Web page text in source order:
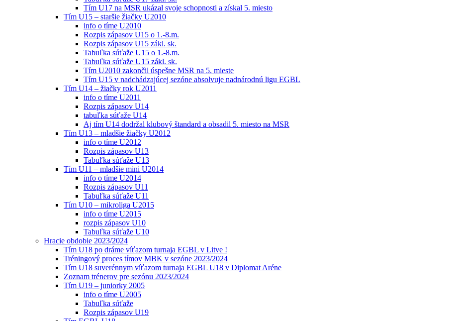
Tím U17 na MSR ukázal svoje schopnosti a získal 5. miesto
Tím U15 – staršie žiačky U2010
info o tíme U2010
Rozpis zápasov U15 o 1.-8.m.
Rozpis zápasov U15 zákl. sk.
Tabuľka súťaže U15 o 1.-8.m.
Tabuľka súťaže U15 zákl. sk.
Tím U2010 zakončil úspešne MSR na 5. mieste
Tím U15 v nadchádzajúcej sezóne absolvuje nadnárodnú ligu EGBL
Tím U14 – žiačky rok U2011
info o tíme U2011
Rozpis zápasov U14
tabuľka súťaže U14
Aj tím U14 dodržal klubový štandard a obsadil 5. miesto na MSR
Tím U13 – mladšie žiačky U2012
info o tíme U2012
Rozpis zápasov U13
Tabuľka súťaže U13
Tím U11 – mladšie mini U2014
info o tíme U2014
Rozpis zápasov U11
Tabuľka súťaže U11
Tím U10 – mikroliga U2015
info o tíme U2015
rozpis zápasov U10
Tabuľka súťaže U10
Hracie obdobie 2023/2024
Tím U18 po dráme víťazom turnaja EGBL v Litve !
Tréningový proces tímov MBK v sezóne 2023/2024
Tím U18 suverénnym víťazom turnaja EGBL U18 v Diplomat Aréne
Zoznam trénerov pre sezónu 2023/2024
Tím U19 – juniorky 2005
info o tíme U2005
Tabuľka súťaže
Rozpis zápasov U19